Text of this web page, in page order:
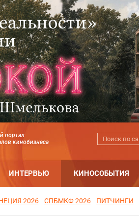
портал
кинобизнеса
ИНТЕРВЬЮ КИНОСОБЫТИЯ
2026 СПБМКФ 2026 ПИТЧИНГИ